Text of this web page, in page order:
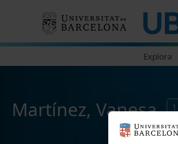
Explora
Martínez, Vanesa 1